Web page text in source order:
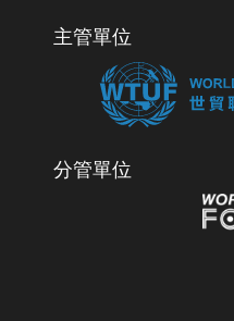
主管單位
分管單位